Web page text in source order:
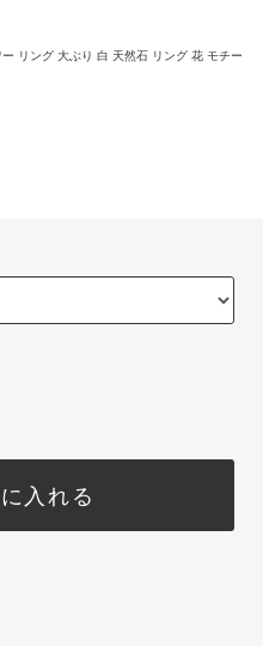
リング 大ぶり 白 天然石 リング 花 モチー
入れる